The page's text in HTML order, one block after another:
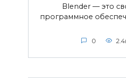
Blender — это
программное
0